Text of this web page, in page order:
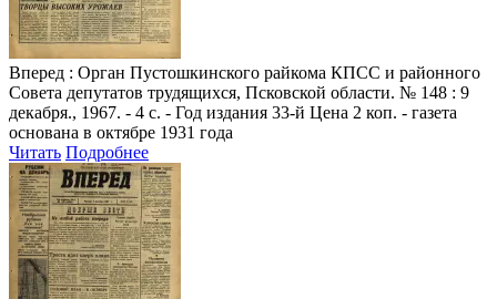
Вперед : Орган Пустошкинского райкома КПСС и районного
Совета депутатов трудящихся, Псковской области. № 148 : 9
декабря., 1967. - 4 с. - Год издания 33-й Цена 2 коп. - газета
основана в октябре 1931 года
Читать Подробнее